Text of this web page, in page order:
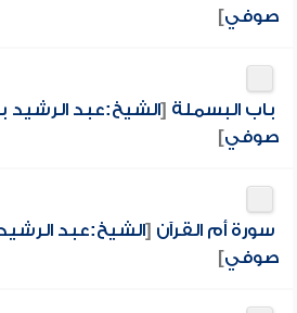
صوفي]
باب البسملة [الشيخ:عبد الرشيد
صوفي]
سورة أم القرآن [الشيخ:عبد
صوفي]